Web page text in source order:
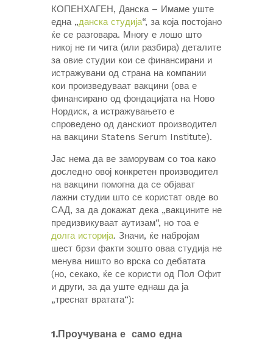
КОПЕНХАГЕН, Данска – Имаме уште
една „данска студија“, за која постојано
ќе се разговара. Многу е лошо што
никој не ги чита (или разбира) деталите
за овие студии кои се финансирани и
истражувани од страна на компании
кои произведуваат вакцини (ова е
финансирано од фондацијата на Ново
Нордиск, а истражувањето е
спроведено од данскиот производител
на вакцини Statens Serum Institute).
Јас нема да ве заморувам со тоа како
доследно овој конкретен производител
на вакцини помогна да се објават
лажни студии што се користат овде во
САД, за да докажат дека „вакцините не
предизвикуваат аутизам“, но тоа е
долга историја. Значи, ќе набројам
шест брзи факти зошто оваа студија не
менува ништо во врска со дебатата
(но, секако, ќе се користи од Пол Офит
и други, за да уште еднаш да ја
„треснат вратата“):
1.Проучувана е само една